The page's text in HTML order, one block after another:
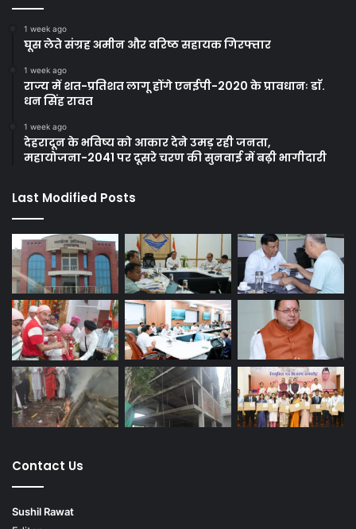
1 week ago
घूस लेते संग्रह अमीन और वरिष्ठ सहायक गिरफ्तार
1 week ago
राज्य में शत-प्रतिशत लागू होंगे एनईपी-2020 के प्रावधानः डाॅ.
धन सिंह रावत
1 week ago
देहरादून के भविष्य को आकार देने उमड़ रही जनता,
महायोजना-2041 पर दूसरे चरण की सुनवाई में बढ़ी भागीदारी
Last Modified Posts
Contact Us
Sushil Rawat